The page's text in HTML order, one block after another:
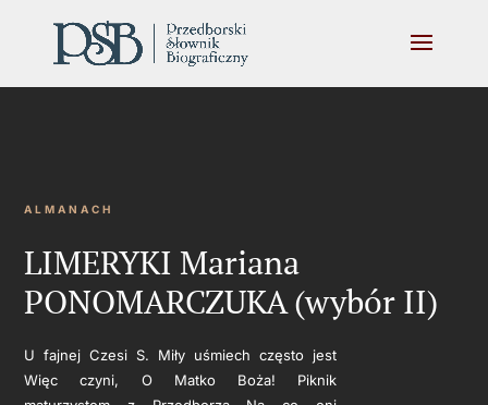
ALMANACH
LIMERYKI Mariana
PONOMARCZUKA (wybór II)
U fajnej Czesi S. Miły uśmiech często jest
Więc czyni, O Matko Boża! Piknik